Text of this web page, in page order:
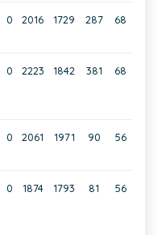
0 2016 1729 287 68
0 2223 1842 381 68
0 2061 1971 90 56
0 1874 1793 81 56